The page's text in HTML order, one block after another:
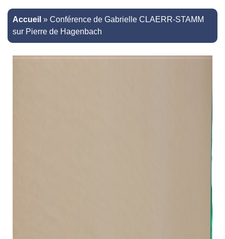
Accueil » Conférence de Gabrielle CLAERR-STAMM
sur Pierre de Hagenbach